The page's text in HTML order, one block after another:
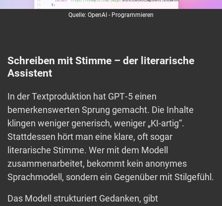
Quelle: OpenAI - Programmieren
Schreiben mit Stimme – der literarische
Assistent
In der Textproduktion hat GPT‑5 einen
bemerkenswerten Sprung gemacht. Die Inhalte
klingen weniger generisch, weniger „KI-artig“.
Stattdessen hört man eine klare, oft sogar
literarische Stimme. Wer mit dem Modell
zusammenarbeitet, bekommt kein anonymes
Sprachmodell, sondern ein Gegenüber mit Stilgefühl.
Das Modell strukturiert Gedanken, gibt